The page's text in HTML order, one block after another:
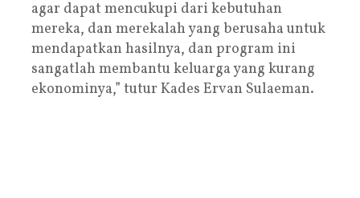
agar dapat mencukupi dari kebutuhan
mereka, dan merekalah yang berusaha untuk
mendapatkan hasilnya, dan program ini
sangatlah membantu keluarga yang kurang
ekonominya,” tutur Kades Ervan Sulaeman.